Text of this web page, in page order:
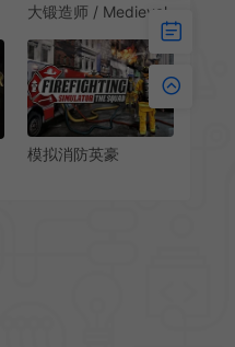
大锻造师 / Medieval
装备打造模拟游戏
模拟消防英豪